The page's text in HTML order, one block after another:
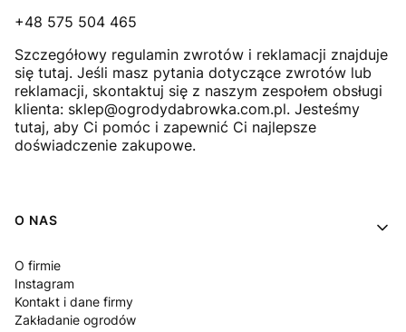
+48 575 504 465
Szczegółowy regulamin zwrotów i reklamacji znajduje
się tutaj. Jeśli masz pytania dotyczące zwrotów lub
reklamacji, skontaktuj się z naszym zespołem obsługi
klienta: sklep@ogrodydabrowka.com.pl. Jesteśmy
tutaj, aby Ci pomóc i zapewnić Ci najlepsze
doświadczenie zakupowe.
Linki w stopce
O NAS
O firmie
Instagram
Kontakt i dane firmy
Zakładanie ogrodów